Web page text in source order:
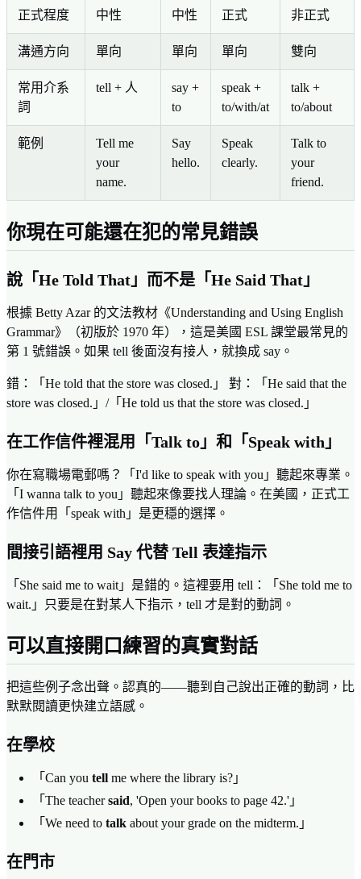
正式程度 中性 中性 正式 非正式
溝通方向 單向 單向 單向 雙向
常用介系
詞
tell + 人
say +
to
speak +
to/with/at
talk +
to/about
範例
Tell me
your
name.
Say
hello.
Speak
clearly.
Talk to
your
friend.
你現在可能還在犯的常見錯誤
說「He Told That」而不是「He Said That」
根據 Betty Azar 的文法教材《Understanding and Using English
Grammar》（初版於 1970 年），這是美國 ESL 課堂最常見的
第 1 號錯誤。如果 tell 後面沒有接人，就換成 say。
錯：「He told that the store was closed.」 對：「He said that the
store was closed.」/「He told us that the store was closed.」
在工作信件裡混用「Talk to」和「Speak with」
你在寫職場電郵嗎？「I'd like to speak with you」聽起來專業。
「I wanna talk to you」聽起來像要找人理論。在美國，正式工
作信件用「speak with」是更穩的選擇。
間接引語裡用 Say 代替 Tell 表達指示
「She said me to wait」是錯的。這裡要用 tell：「She told me to
wait.」只要是在對某人下指示，tell 才是對的動詞。
可以直接開口練習的真實對話
把這些例子念出聲。認真的——聽到自己說出正確的動詞，比
默默閱讀更快建立語感。
在學校
「Can you tell me where the library is?」
「The teachersaid, 'Open your books to page 42.'」
「We need to talk about your grade on the midterm.」
在門市